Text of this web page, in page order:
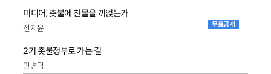
미디어, 촛불에 찬물을 끼얹는가
전지윤 무료공개
2기 촛불정부로 가는 길
민병덕